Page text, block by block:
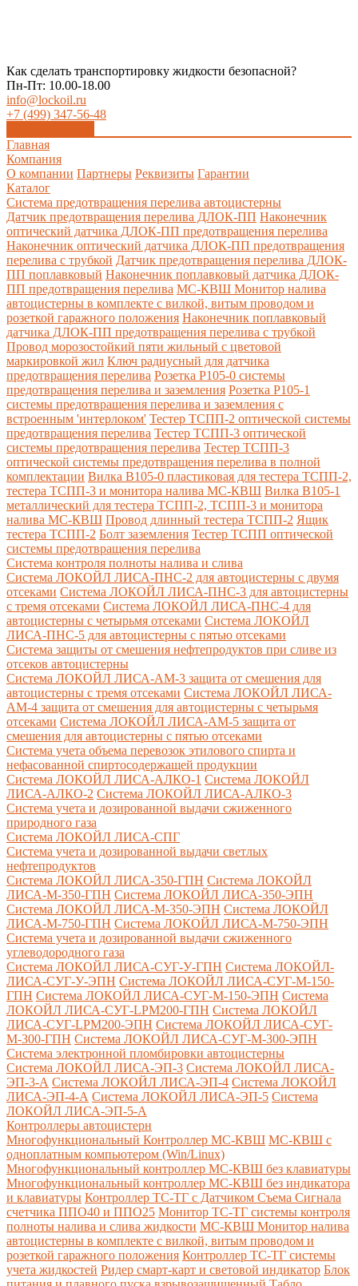
Как сделать транспортировку жидкости безопасной?
Пн-Пт: 10.00-18.00
info@lockoil.ru
+7 (499) 347-56-48
Главная
Компания
О компании Партнеры Реквизиты Гарантии
Каталог
Система предотвращения перелива автоцистерны
Датчик предотвращения перелива ДЛОК-ПП Наконечник
оптический датчика ДЛОК-ПП предотвращения перелива
Наконечник оптический датчика ДЛОК-ПП предотвращения
перелива с трубкой Датчик предотвращения перелива ДЛОК-
ПП поплавковый Наконечник поплавковый датчика ДЛОК-
ПП предотвращения перелива МС-КВШ Монитор налива
автоцистерны в комплекте с вилкой, витым проводом и
розеткой гаражного положения Наконечник поплавковый
датчика ДЛОК-ПП предотвращения перелива с трубкой
Провод морозостойкий пяти жильный с цветовой
маркировкой жил Ключ радиусный для датчика
предотвращения перелива Розетка Р105-0 системы
предотвращения перелива и заземления Розетка Р105-1
системы предотвращения перелива и заземления с
встроенным 'интерлоком' Тестер ТСПП-2 оптической системы
предотвращения перелива Тестер ТСПП-3 оптической
системы предотвращения перелива Тестер ТСПП-3
оптической системы предотвращения перелива в полной
комплектации Вилка В105-0 пластиковая для тестера ТСПП-2,
тестера ТСПП-3 и монитора налива МС-КВШ Вилка В105-1
металлический для тестера ТСПП-2, ТСПП-3 и монитора
налива МС-КВШ Провод длинный тестера ТСПП-2 Ящик
тестера ТСПП-2 Болт заземления Тестер ТСПП оптической
системы предотвращения перелива
Cистема контроля полноты налива и слива
Система ЛОКОЙЛ ЛИСА-ПНС-2 для автоцистерны с двумя
отсеками Система ЛОКОЙЛ ЛИСА-ПНС-3 для автоцистерны
с тремя отсеками Система ЛОКОЙЛ ЛИСА-ПНС-4 для
автоцистерны с четырьмя отсеками Система ЛОКОЙЛ
ЛИСА-ПНС-5 для автоцистерны с пятью отсеками
Система защиты от смешения нефтепродуктов при сливе из
отсеков автоцистерны
Система ЛОКОЙЛ ЛИСА-AM-3 защита от смешения для
автоцистерны с тремя отсеками Система ЛОКОЙЛ ЛИСА-
AM-4 защита от смешения для автоцистерны с четырьмя
отсеками Система ЛОКОЙЛ ЛИСА-AM-5 защита от
смешения для автоцистерны с пятью отсеками
Система учета объема перевозок этилового спирта и
нефасованной спиртосодержащей продукции
Система ЛОКОЙЛ ЛИСА-AЛКО-1 Система ЛОКОЙЛ
ЛИСА-АЛКО-2 Система ЛОКОЙЛ ЛИСА-АЛКО-3
Система учета и дозированной выдачи сжиженного
природного газа
Система ЛОКОЙЛ ЛИСА-СПГ
Система учета и дозированной выдачи светлых
нефтепродуктов
Система ЛОКОЙЛ ЛИСА-350-ГПН Система ЛОКОЙЛ
ЛИСА-М-350-ГПН Система ЛОКОЙЛ ЛИСА-350-ЭПН
Система ЛОКОЙЛ ЛИСА-М-350-ЭПН Система ЛОКОЙЛ
ЛИСА-М-750-ГПН Система ЛОКОЙЛ ЛИСА-М-750-ЭПН
Система учета и дозированной выдачи сжиженного
углеводородного газа
Система ЛОКОЙЛ ЛИСА-СУГ-У-ГПН Система ЛОКОЙЛ-
ЛИСА-СУГ-У-ЭПН Система ЛОКОЙЛ ЛИСА-СУГ-М-150-
ГПН Система ЛОКОЙЛ ЛИСА-СУГ-М-150-ЭПН Система
ЛОКОЙЛ ЛИСА-СУГ-LPM200-ГПН Система ЛОКОЙЛ
ЛИСА-СУГ-LPM200-ЭПН Система ЛОКОЙЛ ЛИСА-СУГ-
М-300-ГПН Система ЛОКОЙЛ ЛИСА-СУГ-М-300-ЭПН
Система электронной пломбировки автоцистерны
Система ЛОКОЙЛ ЛИСА-ЭП-3 Система ЛОКОЙЛ ЛИСА-
ЭП-3-А Система ЛОКОЙЛ ЛИСА-ЭП-4 Система ЛОКОЙЛ
ЛИСА-ЭП-4-А Система ЛОКОЙЛ ЛИСА-ЭП-5 Система
ЛОКОЙЛ ЛИСА-ЭП-5-А
Контроллеры автоцистерн
Многофункциональный Контроллер МС-КВШ МС-КВШ с
одноплатным компьютером (Win/Linux)
Многофункциональный контроллер МС-КВШ без клавиатуры
Многофункциональный контроллер МС-КВШ без индикатора
и клавиатуры Контроллер ТС-ТГ с Датчиком Съема Сигнала
счетчика ППО40 и ППО25 Монитор ТС-ТГ системы контроля
полноты налива и слива жидкости МС-КВШ Монитор налива
автоцистерны в комплекте с вилкой, витым проводом и
розеткой гаражного положения Контроллер ТС-ТГ системы
учета жидкостей Ридер смарт-карт и световой индикатор Блок